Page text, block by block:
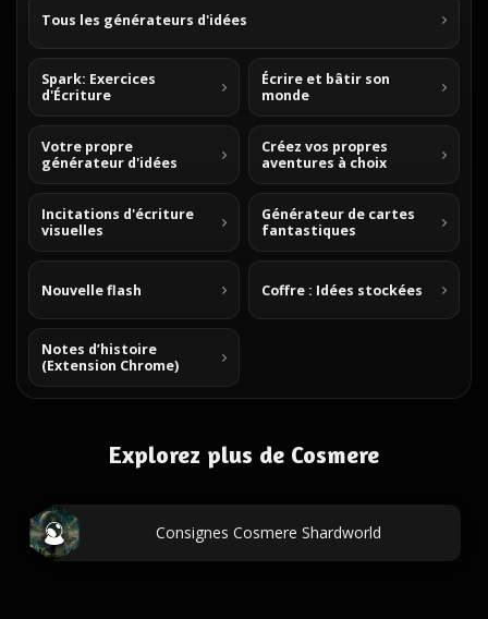
Tous les générateurs d'idées
Spark: Exercices
d'Écriture
Écrire et bâtir son
monde
Votre propre
générateur d'idées
Créez vos propres
aventures à choix
Incitations d'écriture
visuelles
Générateur de cartes
fantastiques
Nouvelle flash Coffre : Idées stockées
Notes d’histoire
(Extension Chrome)
Explorez plus de Cosmere
Consignes Cosmere Shardworld